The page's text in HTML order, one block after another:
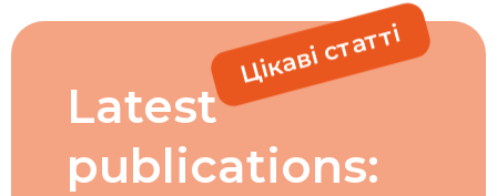
Latest
publications:
Цікаві статті